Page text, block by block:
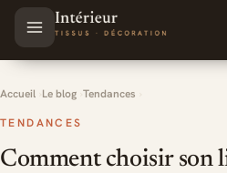
Aller au contenu principal
Accueil Le blog Tendances
TENDANCES
Comment choisir son